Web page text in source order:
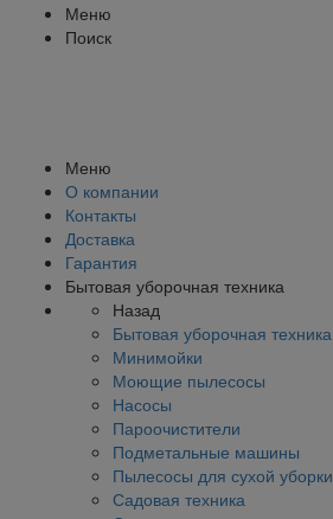
Меню
Поиск
Меню
О компании
Контакты
Доставка
Гарантия
Бытовая уборочная техника
Назад
Бытовая уборочная техника
Минимойки
Моющие пылесосы
Насосы
Пароочистители
Подметальные машины
Пылесосы для сухой уборки
Садовая техника